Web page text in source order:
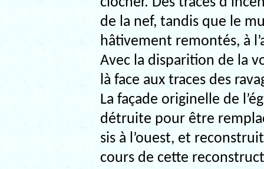
de la nef, tandis que le
hâtivement remontés, à
Avec la disparition de la
là face aux traces des
La façade originelle de
détruite pour être
sis à l’ouest, et
cours de cette